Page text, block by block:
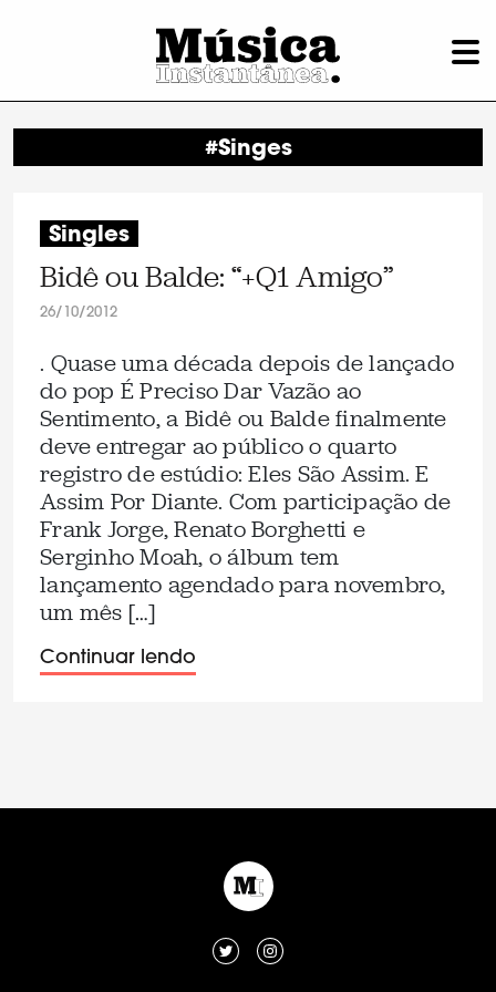
#Singes
Singles
Bidê ou Balde: “+Q1 Amigo”
26/10/2012
. Quase uma década depois de lançado
do pop É Preciso Dar Vazão ao
Sentimento, a Bidê ou Balde finalmente
deve entregar ao público o quarto
registro de estúdio: Eles São Assim. E
Assim Por Diante. Com participação de
Frank Jorge, Renato Borghetti e
Serginho Moah, o álbum tem
lançamento agendado para novembro,
um mês […]
Continuar lendo